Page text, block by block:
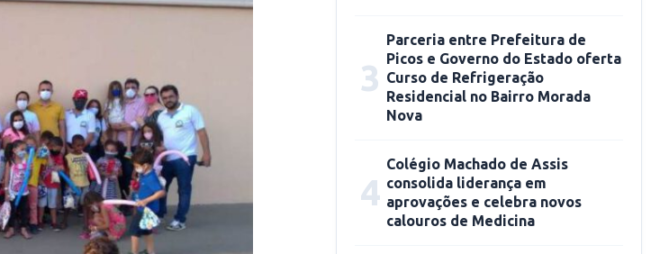
3
Parceria entre Prefeitura de
Picos e Governo do Estado oferta
Curso de Refrigeração
Residencial no Bairro Morada
Nova
4
Colégio Machado de Assis
consolida liderança em
aprovações e celebra novos
calouros de Medicina